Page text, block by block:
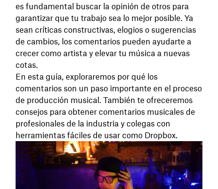
es fundamental buscar la opinión de otros para
garantizar que tu trabajo sea lo mejor posible. Ya
sean críticas constructivas, elogios o sugerencias
de cambios, los comentarios pueden ayudarte a
crecer como artista y elevar tu música a nuevas
cotas.
En esta guía, exploraremos por qué los
comentarios son un paso importante en el proceso
de producción musical. También te ofreceremos
consejos para obtener comentarios musicales de
profesionales de la industria y colegas con
herramientas fáciles de usar como Dropbox.